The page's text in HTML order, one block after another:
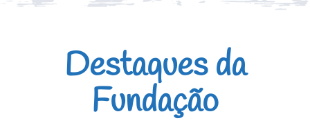
Destaques da
Fundação